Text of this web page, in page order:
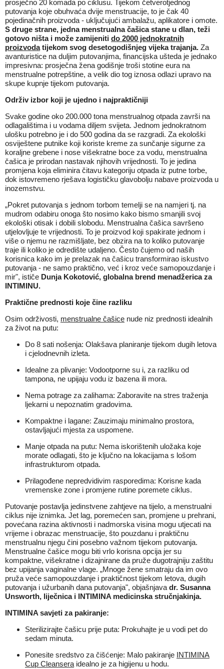
prosječno 20 komada po ciklusu. Tijekom četverotjednog
putovanja koje obuhvaća dvije menstruacije, to je čak 40
pojedinačnih proizvoda - uključujući ambalažu, aplikatore i omote.
S druge strane, jedna menstrualna čašica stane u dlan, teži
gotovo ništa i može zamijeniti do 2000 jednokratnih
proizvodatijekom svog desetogodišnjeg vijeka trajanja. Za
avanturistice na duljim putovanjima, financijska ušteda je jednako
impresivna: prosječna žena godišnje troši stotine eura na
menstrualne potrepštine, a velik dio tog iznosa odlazi upravo na
skupe kupnje tijekom putovanja.
Održiv izbor koji je ujedno i najpraktičniji
Svake godine oko 200.000 tona menstrualnog otpada završi na
odlagalištima i u vodama diljem svijeta. Jednom jednokratnom
ulošku potrebno je i do 500 godina da se razgradi. Za ekološki
osviještene putnike koji koriste kreme za sunčanje sigurne za
koraljne grebene i nose višekratne boce za vodu, menstrualna
čašica je prirodan nastavak njihovih vrijednosti. To je jedina
promjena koja eliminira čitavu kategoriju otpada iz putne torbe,
dok istovremeno rješava logističku glavobolju nabave proizvoda u
inozemstvu.
„Pokret putovanja s jednom torbom temelji se na namjeri tj. na
mudrom odabiru onoga što nosimo kako bismo smanjili svoj
ekološki otisak i dobili slobodu. Menstrualna čašica savršeno
utjelovljuje te vrijednosti. To je proizvod koji spakirate jednom i
više o njemu ne razmišljate, bez obzira na to koliko putovanje
traje ili koliko je odredište udaljeno. Često čujemo od naših
korisnica kako im je prelazak na čašicu transformirao iskustvo
putovanja - ne samo praktično, već i kroz veće samopouzdanje i
mir", ističe Dunja Kokotović, globalna brend menadžerica za
INTIMINU.
Praktične prednosti koje čine razliku
Osim održivosti, menstrualne čašice nude niz prednosti idealnih
za život na putu:
Do 8 sati nošenja: Olakšava planiranje tijekom dugih letova
i cjelodnevnih izleta.
Idealne za plivanje: Vodootporne su i, za razliku od
tampona, ne upijaju vodu iz bazena ili mora.
Nema potrage za zalihama: Zaboravite na stres traženja
ljekarni u nepoznatim gradovima.
Kompaktne i lagane: Zauzimaju minimalno prostora,
ostavljajući mjesta za uspomene.
Manje otpada na putu: Nema iskorištenih uložaka koje
morate odlagati, što je ključno na lokacijama s lošom
infrastrukturom otpada.
Prilagođene nepredvidivim rasporedima: Korisne kada
vremenske zone i promjene rutine poremete ciklus.
Putovanje postavlja jedinstvene zahtjeve na tijelo, a menstrualni
ciklus nije iznimka. Jet lag, poremećen san, promjene u prehrani,
povećana razina aktivnosti i nadmorska visina mogu utjecati na
vrijeme i obrazac menstruacije, što pouzdanu i praktičnu
menstrualnu njegu čini posebno važnom tijekom putovanja.
Menstrualne čašice mogu biti vrlo korisna opcija jer su
kompaktne, višekratne i dizajnirane da pruže dugotrajniju zaštitu
bez upijanja vaginalne vlage. „Mnoge žene smatraju da im ovo
pruža veće samopouzdanje i praktičnost tijekom letova, dugih
putovanja i užurbanih dana putovanja", objašnjava dr. Susanna
Unsworth, liječnica i INTIMINA medicinska stručnjakinja.
INTIMINA savjeti za pakiranje:
Sterilizirajte čašicu prije puta: Prokuhajte je u vodi pet do
sedam minuta.
Ponesite sredstvo za čišćenje: Malo pakiranje INTIMINA
Cup Cleansera idealno je za higijenu u hodu.